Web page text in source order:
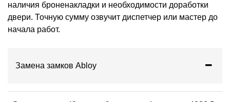
наличия броненакладки и необходимости доработки
двери. Точную сумму озвучит диспетчер или мастер до
начала работ.
Замена замков Abloy